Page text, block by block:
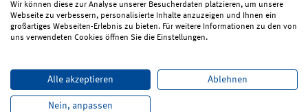
Medien
Haben Sie Fragen?
Hier finden Sie Ihre Ansprechperson für Rehabilitation und
Entschädigung, Prävention sowie Fragen zu Mitgliedschaft und
Wir können diese zur Analyse unserer Besucherdaten platzieren, um unsere
Webseite zu verbessern, personalisierte Inhalte anzuzeigen und Ihnen ein
großartiges Webseiten-Erlebnis zu bieten. Für weitere Informationen zu den von
uns verwendeten Cookies öffnen Sie die Einstellungen.
Alle akzeptieren Ablehnen
Nein, anpassen